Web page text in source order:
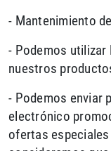
- Mantenimiento
- Podemos
nuestros
- Podemos enviar
electrónico
ofertas